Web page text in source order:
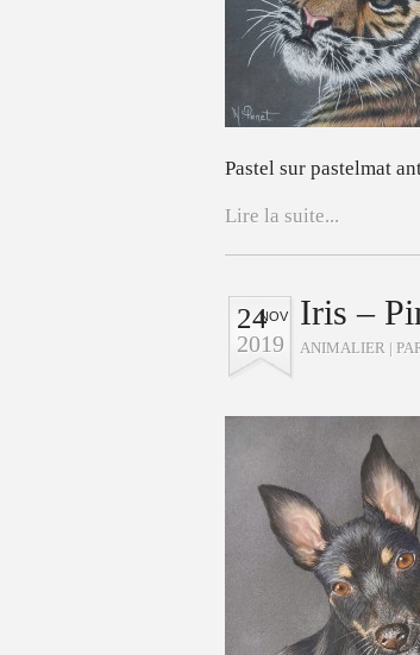
Pastel sur pastelmat
Lire la suite...
NOV
24
2019
Iris –
ANIMALIER |